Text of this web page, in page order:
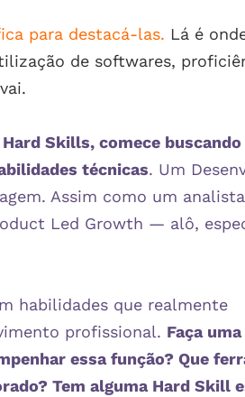
para destacá-las. Lá é
de softwares,
Skills, comece
técnicas. Um
Assim como um
Led Growth — alô,
habilidades que realmente
profissional. Faça
essa função? Que
Tem alguma Hard Skill